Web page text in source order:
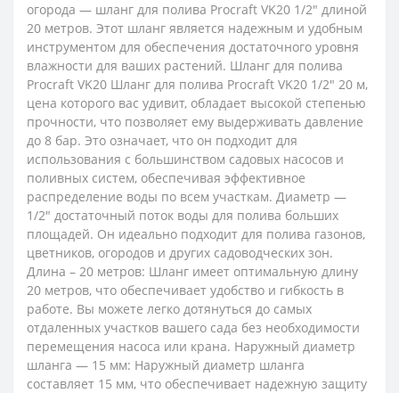
огорода — шланг для полива Procraft VK20 1/2" длиной
20 метров. Этот шланг является надежным и удобным
инструментом для обеспечения достаточного уровня
влажности для ваших растений. Шланг для полива
Procraft VK20 Шланг для полива Procraft VK20 1/2" 20 м,
цена которого вас удивит, обладает высокой степенью
прочности, что позволяет ему выдерживать давление
до 8 бар. Это означает, что он подходит для
использования с большинством садовых насосов и
поливных систем, обеспечивая эффективное
распределение воды по всем участкам. Диаметр —
1/2" достаточный поток воды для полива больших
площадей. Он идеально подходит для полива газонов,
цветников, огородов и других садоводческих зон.
Длина – 20 метров: Шланг имеет оптимальную длину
20 метров, что обеспечивает удобство и гибкость в
работе. Вы можете легко дотянуться до самых
отдаленных участков вашего сада без необходимости
перемещения насоса или крана. Наружный диаметр
шланга — 15 мм: Наружный диаметр шланга
составляет 15 мм, что обеспечивает надежную защиту